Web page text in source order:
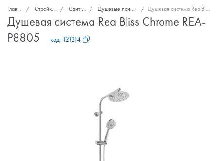
Главная Стройка и ремонт Сантехника Душевые панели и гарнитуры Душевая система Rea Bliss Chrome REA-P8805
Душевая система Rea Bliss Chrome REA-
P8805
код: 121214